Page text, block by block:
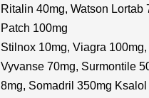
Ritalin 40mg, Watson Lortab
Patch 100mg
Stilnox 10mg, Viagra
Vyvanse 70mg, Surmontile
8mg, Somadril 350mg Ksalol